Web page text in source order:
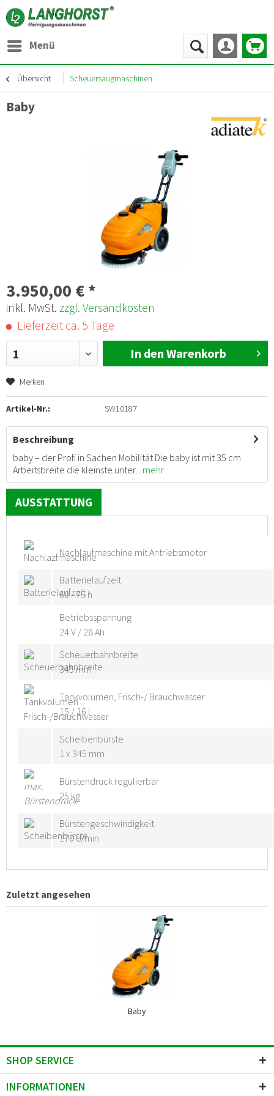
Menü
Übersicht Scheuersaugmaschinen
Baby
3.950,00 € *
inkl. MwSt. zzgl. Versandkosten
Lieferzeit ca. 5 Tage
1 In den Warenkorb
Merken
Artikel-Nr.: SW10187
Beschreibung
baby – der Profi in Sachen Mobilität Die baby ist mit 35 cm
Arbeitsbreite die kleinste unter... mehr
AUSSTATTUNG
Nachlaufmaschine mit Antriebsmotor
Batterielaufzeit
60 - 75 h
Betriebsspannung
24 V / 28 Ah
Scheuerbahnbreite
345 mm
Tankvolumen, Frisch-/ Brauchwasser
15 / 16 l
Scheibenbürste
1 x 345 mm
Bürstendruck regulierbar
25 kg
Bürstengeschwindigkeit
170 U/min
Zuletzt angesehen
Baby
SHOP SERVICE
INFORMATIONEN